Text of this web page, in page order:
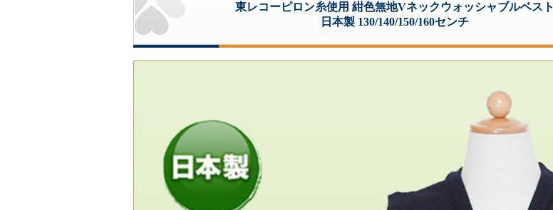
東レコーピロン糸使用 紺色無地Vネックウォッシャブルベスト
日本製 130/140/150/160センチ